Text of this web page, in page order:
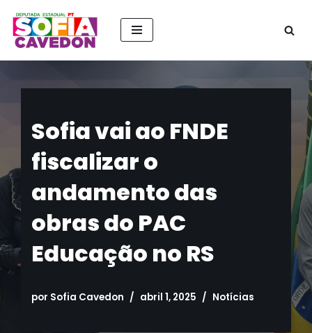
Pular
conteúdo
Sofia vai ao FNDE
fiscalizar o
andamento das
obras do PAC
Educação no RS
por Sofia Cavedon abril 1, 2025 Notícias